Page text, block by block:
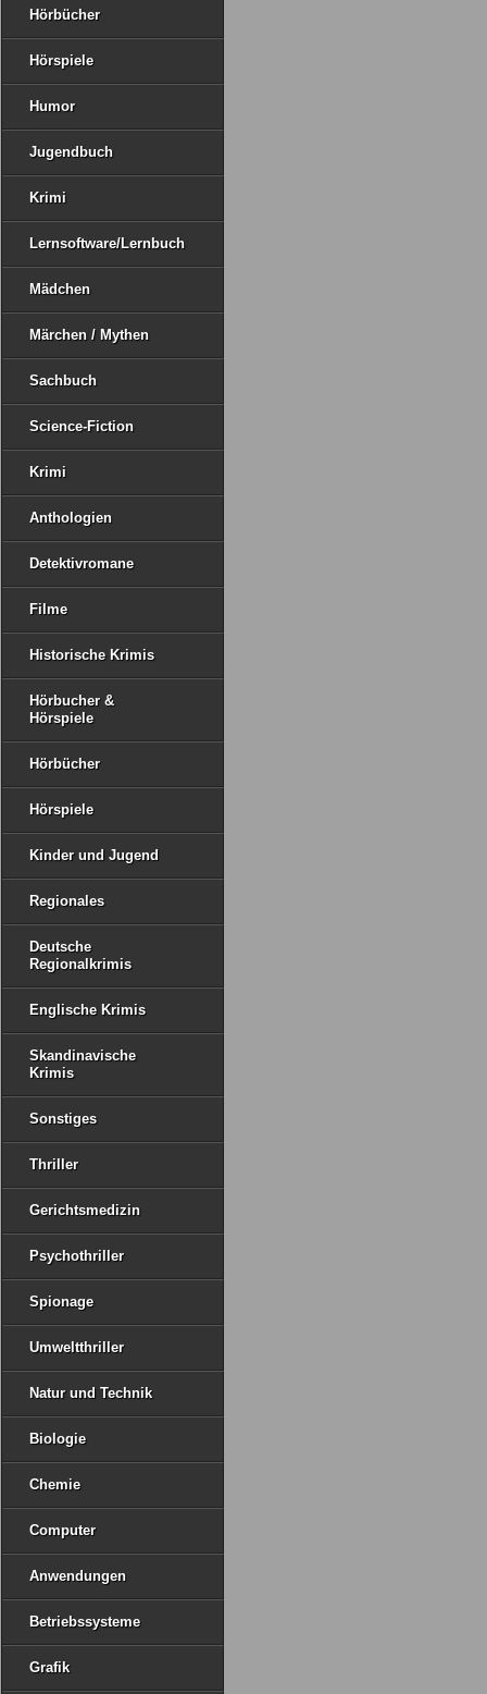
Hörbücher
Hörspiele
Humor
Jugendbuch
Krimi
Lernsoftware/Lernbuch
Mädchen
Märchen / Mythen
Sachbuch
Science-Fiction
Krimi
Anthologien
Detektivromane
Filme
Historische Krimis
Hörbucher &
Hörspiele
Hörbücher
Hörspiele
Kinder und Jugend
Regionales
Deutsche
Regionalkrimis
Englische Krimis
Skandinavische
Krimis
Sonstiges
Thriller
Gerichtsmedizin
Psychothriller
Spionage
Umweltthriller
Natur und Technik
Biologie
Chemie
Computer
Anwendungen
Betriebssysteme
Grafik